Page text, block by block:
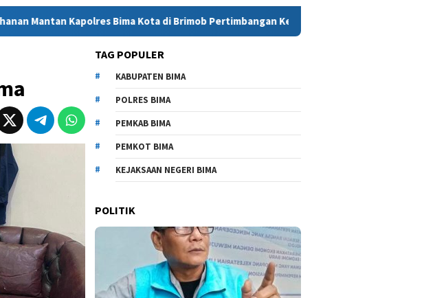
Bima Kota di Brimob Pertimbangan Keamanan Terdakwa AKP Malaungi
TAG POPULER
KABUPATEN BIMA
POLRES BIMA
PEMKAB BIMA
PEMKOT BIMA
KEJAKSAAN NEGERI BIMA
POLITIK